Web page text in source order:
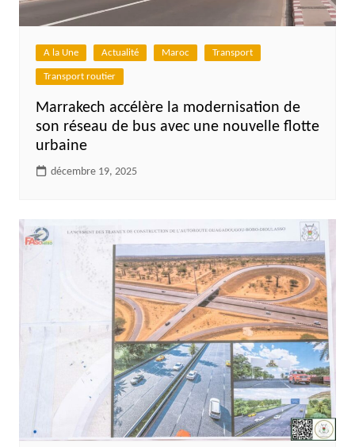
A la Une Actualité Maroc Transport
Transport routier
Marrakech accélère la modernisation de
son réseau de bus avec une nouvelle flotte
urbaine
décembre 19, 2025